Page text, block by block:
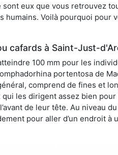
eux que vous retrouvez
Voilà pourquoi pour
cafards à Saint-Just-
100 mm pour les
portentosa de
comprend de fines et
les dirigent assez bien
de leur tête. Au niveau
pour aller d’un endroit